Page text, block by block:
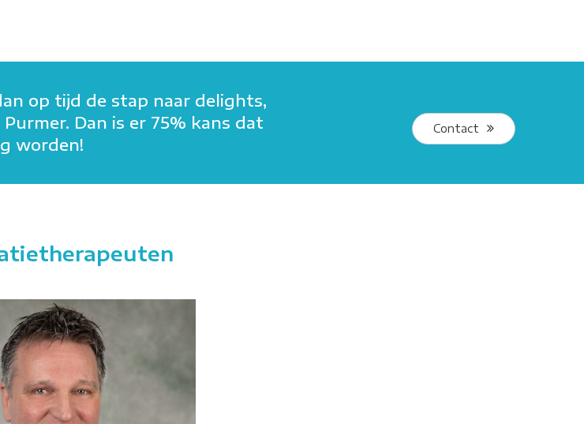
op tijd de stap naar delights,
Dan is er 75% kans dat
worden!
Contact